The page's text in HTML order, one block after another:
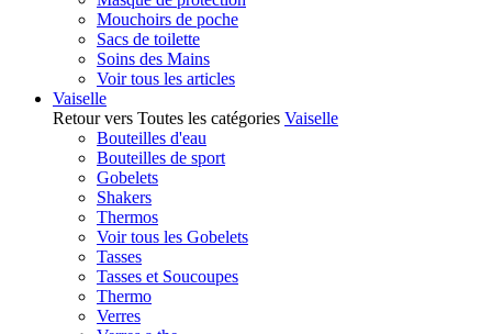
Mouchoirs de poche
Sacs de toilette
Soins des Mains
Voir tous les articles
Vaiselle
Retour vers Toutes les catégories Vaiselle
Bouteilles d'eau
Bouteilles de sport
Gobelets
Shakers
Thermos
Voir tous les Gobelets
Tasses
Tasses et Soucoupes
Thermo
Verres